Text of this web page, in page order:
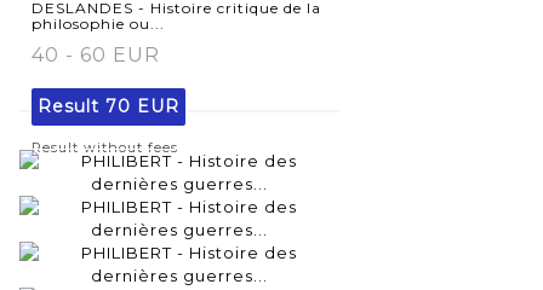
DESLANDES - Histoire critique de la
philosophie ou...
40 - 60 EUR
Result 70 EUR
Result without fees